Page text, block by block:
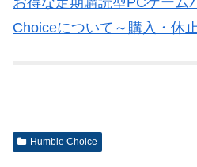
Choiceについて～購入・休
Humble Choice